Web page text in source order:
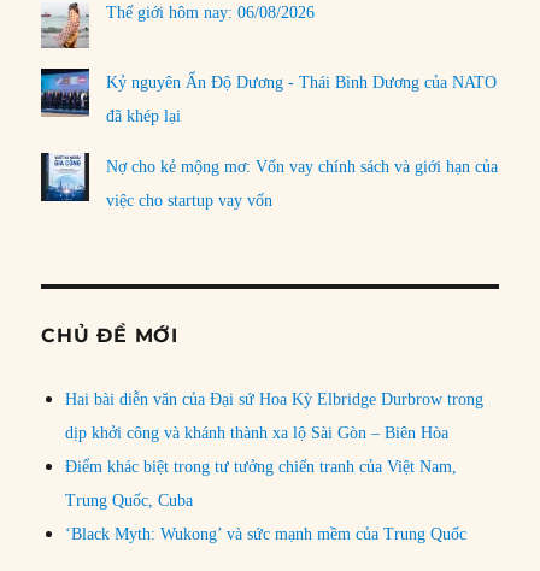
Thế giới hôm nay: 06/08/2026
Kỷ nguyên Ấn Độ Dương - Thái Bình Dương của NATO
đã khép lại
Nợ cho kẻ mộng mơ: Vốn vay chính sách và giới hạn của
việc cho startup vay vốn
CHỦ ĐỀ MỚI
Hai bài diễn văn của Đại sứ Hoa Kỳ Elbridge Durbrow trong
dịp khởi công và khánh thành xa lộ Sài Gòn – Biên Hòa
Điểm khác biệt trong tư tưởng chiến tranh của Việt Nam,
Trung Quốc, Cuba
‘Black Myth: Wukong’ và sức mạnh mềm của Trung Quốc